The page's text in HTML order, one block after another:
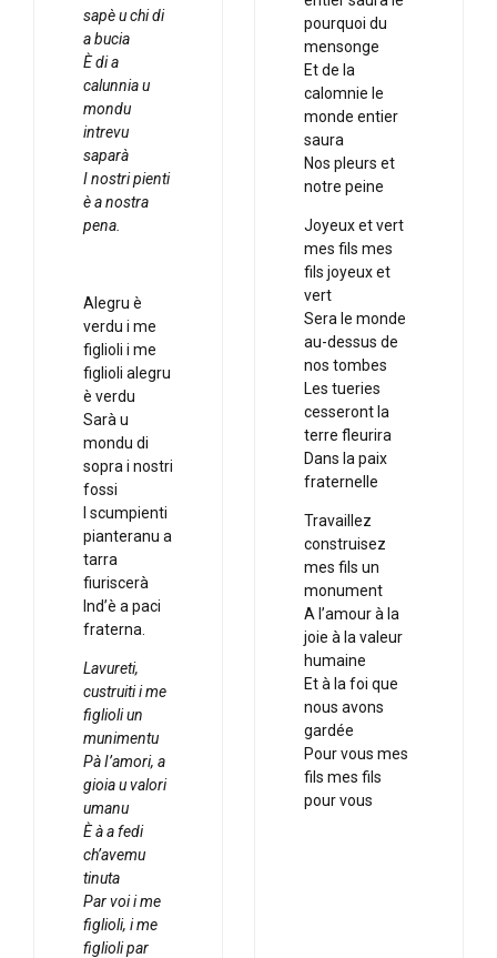
sapè u chi di
a bucia
È di a
calunnia u
mondu
intrevu
saparà
I nostri pienti
è a nostra
pena.
Alegru è
verdu i me
figlioli i me
figlioli alegru
è verdu
Sarà u
mondu di
sopra i nostri
fossi
I scumpienti
pianteranu a
tarra
fiuriscerà
Ind’è a paci
fraterna.
Lavureti,
custruiti i me
figlioli un
munimentu
Pà I’amori, a
gioia u valori
umanu
È à a fedi
ch’avemu
tinuta
Par voi i me
figlioli, i me
figlioli par
pourquoi du
mensonge
Et de la
calomnie le
monde entier
saura
Nos pleurs et
notre peine
Joyeux et vert
mes fils mes
fils joyeux et
vert
Sera le monde
au-dessus de
nos tombes
Les tueries
cesseront la
terre fleurira
Dans la paix
fraternelle
Travaillez
construisez
mes fils un
monument
A l’amour à la
joie à la valeur
humaine
Et à la foi que
nous avons
gardée
Pour vous mes
fils mes fils
pour vous